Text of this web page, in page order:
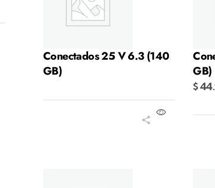
Conectados 25 V 6.3 (140
GB)
GB)
$